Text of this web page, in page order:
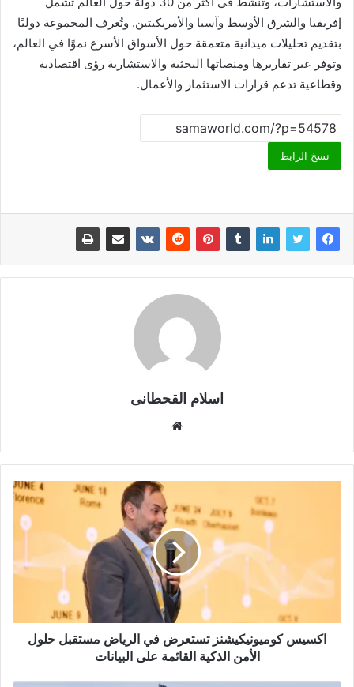
إفريقيا والشرق الأوسط وآسيا والأمريكيتين. وتُعرف المجموعة دوليًا
بتقديم تحليلات ميدانية متعمقة حول الأسواق الأسرع نموًا في العالم،
وتوفر عبر تقاريرها ومنصاتها البحثية والاستشارية رؤى اقتصادية
وقطاعية تدعم قرارات الاستثمار والأعمال.
نسخ الرابط
اسلام القحطانى
ق
ع
و
ب
اكسيس كوميونيكيشنز تستعرض في الرياض مستقبل حلول
الأمن الذكية القائمة على البيانات